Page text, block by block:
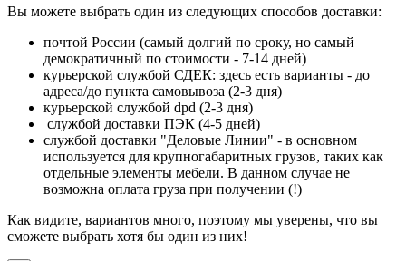
Вы можете выбрать один из следующих способов доставки:
почтой России (самый долгий по сроку, но самый
демократичный по стоимости - 7-14 дней)
курьерской службой СДЕК: здесь есть варианты - до
адреса/до пункта самовывоза (2-3 дня)
курьерской службой dpd (2-3 дня)
службой доставки ПЭК (4-5 дней)
службой доставки "Деловые Линии" - в основном
используется для крупногабаритных грузов, таких как
отдельные элементы мебели. В данном случае не
возможна оплата груза при получении (!)
Как видите, вариантов много, поэтому мы уверены, что вы
сможете выбрать хотя бы один из них!